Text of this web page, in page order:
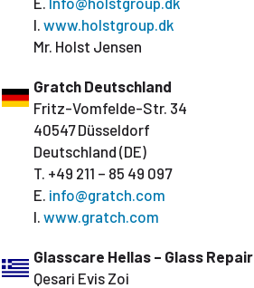
I. www.holstgroup.dk
Mr. Holst Jensen
Gratch Deutschland
Fritz-Vomfelde-Str. 34
40547 Düsseldorf
Deutschland (DE)
T. +49 211 – 85 49 097
E. info@gratch.com
I. www.gratch.com
Glasscare Hellas – Glass Repair
Qesari Evis Zoi